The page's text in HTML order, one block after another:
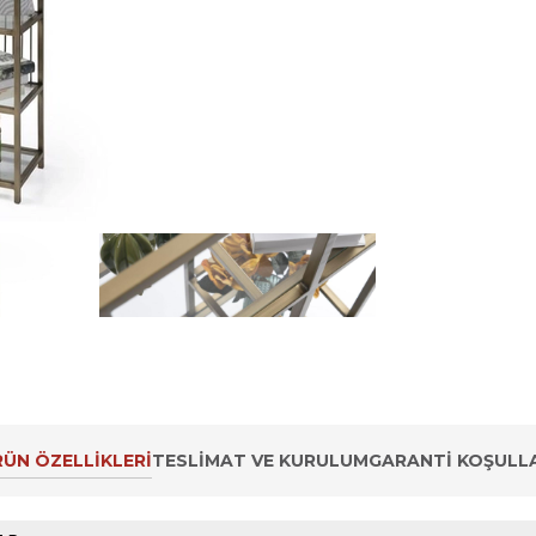
ÖZELLIKLERITESLIMAT VE KURULUMGARANTI